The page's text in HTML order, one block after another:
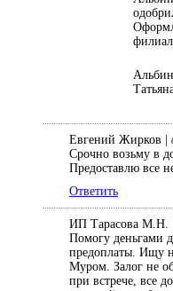
Евгений Жирков |
Срочно возьму в
Предоставлю все
Ответить
ИП Тарасова М.Н. |
Помогу деньгами
предоплаты. Ищу
Муром. Залог не
при встрече, все